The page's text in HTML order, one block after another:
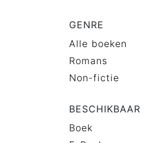
GENRE
Alle boeken
Romans
Non-fictie
BESCHIKBAAR
Boek